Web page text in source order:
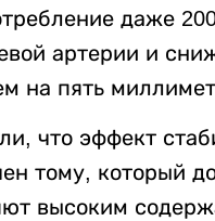
даже
артерии и
на пять
что эффект
тому, который
высоким